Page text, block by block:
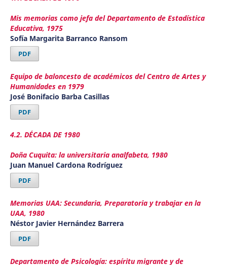
Mis memorias como jefa del Departamento de Estadística
Educativa, 1975
Sofía Margarita Barranco Ransom
PDF
Equipo de baloncesto de académicos del Centro de Artes y
Humanidades en 1979
José Bonifacio Barba Casillas
PDF
4.2. DÉCADA DE 1980
Doña Cuquita: la universitaria analfabeta, 1980
Juan Manuel Cardona Rodríguez
PDF
Memorias UAA: Secundaria, Preparatoria y trabajar en la
UAA, 1980
Néstor Javier Hernández Barrera
PDF
Departamento de Psicología: espíritu migrante y de